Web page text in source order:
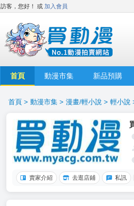
訪客，您好！ 或 加入會員
首頁 動漫市集 新品預購
首頁 > 動漫市集 > 漫畫/輕小說 > 輕小說
賣家介紹 去逛店鋪 私訊